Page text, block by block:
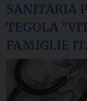
SANITARIA
TEGOLA
FAMIGLIE